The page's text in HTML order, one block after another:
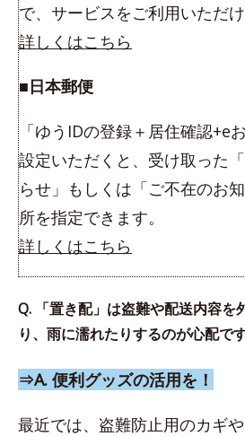
で、サービスをご利用いただけ
詳しくはこちら
■日本郵便
「ゆうIDの登録＋居住確認+e
設定いただくと、受け取った
らせ」もしくは「ご不在のお
所を指定できます。
詳しくはこちら
Q. 「置き配」は盗難や配送内容を
り、雨に濡れたりするのが心配で
⇒A. 便利グッズの活用を！
最近では、盗難防止用のカギ